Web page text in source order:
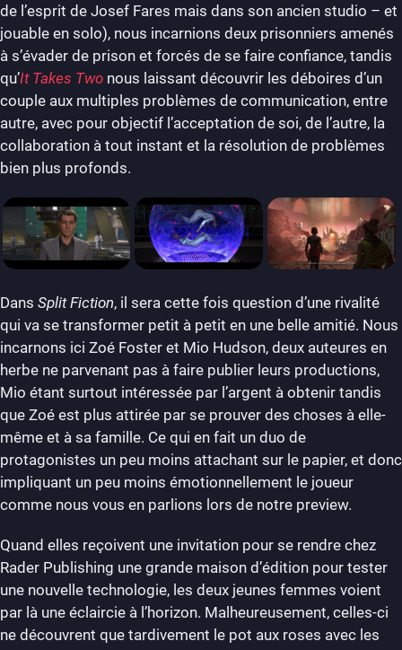
de l’esprit de Josef Fares mais dans son ancien studio – et
jouable en solo), nous incarnions deux prisonniers amenés
à s’évader de prison et forcés de se faire confiance, tandis
qu’It Takes Two nous laissant découvrir les déboires d’un
couple aux multiples problèmes de communication, entre
autre, avec pour objectif l’acceptation de soi, de l’autre, la
collaboration à tout instant et la résolution de problèmes
bien plus profonds.
Dans Split Fiction, il sera cette fois question d’une rivalité
qui va se transformer petit à petit en une belle amitié. Nous
incarnons ici Zoé Foster et Mio Hudson, deux auteures en
herbe ne parvenant pas à faire publier leurs productions,
Mio étant surtout intéressée par l’argent à obtenir tandis
que Zoé est plus attirée par se prouver des choses à elle-
même et à sa famille. Ce qui en fait un duo de
protagonistes un peu moins attachant sur le papier, et donc
impliquant un peu moins émotionnellement le joueur
comme nous vous en parlions lors de notre preview.
Quand elles reçoivent une invitation pour se rendre chez
Rader Publishing une grande maison d’édition pour tester
une nouvelle technologie, les deux jeunes femmes voient
par là une éclaircie à l’horizon. Malheureusement, celles-ci
ne découvrent que tardivement le pot aux roses avec les